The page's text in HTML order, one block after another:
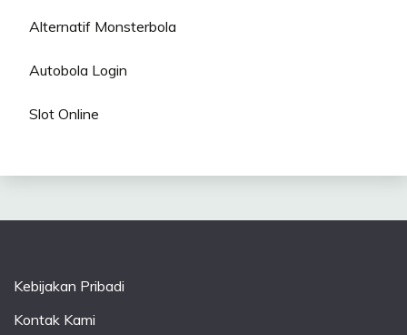
Alternatif Monsterbola
Autobola Login
Slot Online
Kebijakan Pribadi
Kontak Kami